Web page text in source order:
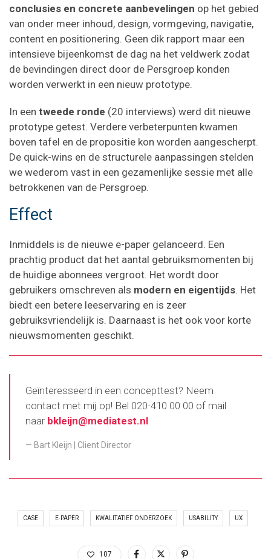
conclusies en concrete aanbevelingen op het gebied
van onder meer inhoud, design, vormgeving, navigatie,
content en positionering. Geen dik rapport maar een
intensieve bijeenkomst de dag na het veldwerk zodat
de bevindingen direct door de Persgroep konden
worden verwerkt in een nieuw prototype.
In een tweede ronde (20 interviews) werd dit nieuwe
prototype getest. Verdere verbeterpunten kwamen
boven tafel en de propositie kon worden aangescherpt.
De quick-wins en de structurele aanpassingen stelden
we wederom vast in een gezamenlijke sessie met alle
betrokkenen van de Persgroep.
Effect
Inmiddels is de nieuwe e-paper gelanceerd. Een
prachtig product dat het aantal gebruiksmomenten bij
de huidige abonnees vergroot. Het wordt door
gebruikers omschreven als modern en eigentijds. Het
biedt een betere leeservaring en is zeer
gebruiksvriendelijk is. Daarnaast is het ook voor korte
nieuwsmomenten geschikt.
Geïnteresseerd in een concepttest? Neem
contact met mij op! Bel 020-410 00 00 of mail
naar bkleijn@mediatest.nl
Bart Kleijn | Client Director
CASE E-PAPER KWALITATIEF ONDERZOEK USABILITY UX
107